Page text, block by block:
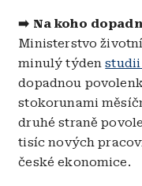
➡️ Na koho
Ministerstvo
minulý týdenstudii
dopadnou
stokorunami
druhé straně
tisíc nových
české ekonomice.